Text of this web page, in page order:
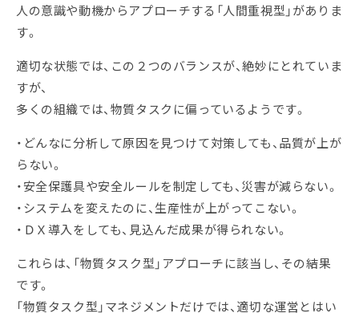
人の意識や動機からアプローチする「人間重視型」がありま
す。
適切な状態では、この２つのバランスが、絶妙にとれていま
すが、
多くの組織では、物質タスクに偏っているようです。
・どんなに分析して原因を見つけて対策しても、品質が上が
らない。
・安全保護具や安全ルールを制定しても、災害が減らない。
・システムを変えたのに、生産性が上がってこない。
・ＤＸ導入をしても、見込んだ成果が得られない。
これらは、「物質タスク型」アプローチに該当し、その結果
です。
「物質タスク型」マネジメントだけでは、適切な運営とはい